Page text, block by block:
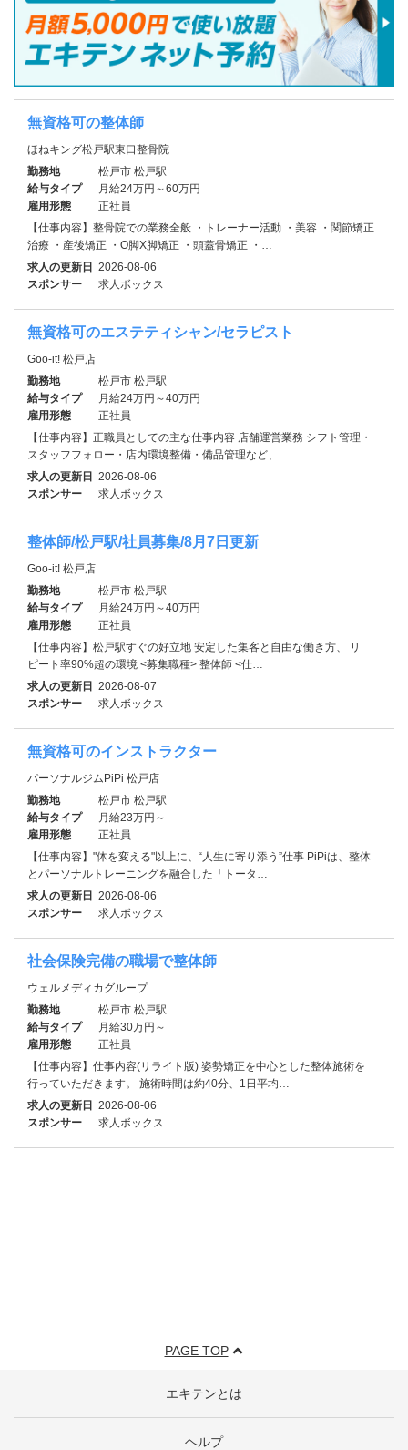
無資格可の整体師
ほねキング松戸駅東口整骨院
勤務地
松戸市 松戸駅
給与タイプ
月給24万円～60万円
雇用形態
正社員
【仕事内容】整骨院での業務全般 ・トレーナー活動 ・美容 ・関節矯正
治療 ・産後矯正 ・O脚X脚矯正 ・頭蓋骨矯正 ・…
求人の更新日 2026-08-06
スポンサー
求人ボックス
無資格可のエステティシャン/セラピスト
Goo-it! 松戸店
勤務地
松戸市 松戸駅
給与タイプ
月給24万円～40万円
雇用形態
正社員
【仕事内容】正職員としての主な仕事内容 店舗運営業務 シフト管理・
スタッフフォロー・店内環境整備・備品管理など、…
求人の更新日 2026-08-06
スポンサー
求人ボックス
整体師/松戸駅/社員募集/8月7日更新
Goo-it! 松戸店
勤務地
松戸市 松戸駅
給与タイプ
月給24万円～40万円
雇用形態
正社員
【仕事内容】松戸駅すぐの好立地 安定した集客と自由な働き方、 リ
ピート率90%超の環境 <募集職種> 整体師 <仕…
求人の更新日 2026-08-07
スポンサー
求人ボックス
無資格可のインストラクター
パーソナルジムPiPi 松戸店
勤務地
松戸市 松戸駅
給与タイプ
月給23万円～
雇用形態
正社員
【仕事内容】"体を変える"以上に、“人生に寄り添う”仕事 PiPiは、整体
とパーソナルトレーニングを融合した「トータ…
求人の更新日 2026-08-06
スポンサー
求人ボックス
社会保険完備の職場で整体師
ウェルメディカグループ
勤務地
松戸市 松戸駅
給与タイプ
月給30万円～
雇用形態
正社員
【仕事内容】仕事内容(リライト版) 姿勢矯正を中心とした整体施術を
行っていただきます。 施術時間は約40分、1日平均…
求人の更新日 2026-08-06
スポンサー
求人ボックス
PAGE TOP
エキテンとは
ヘルプ